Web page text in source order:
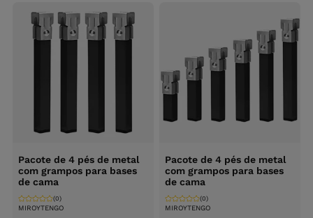
Pacote de 4 pés de metal
com grampos para bases
de cama
MIROYTENGO
(0)
Pacote de 4 pés de metal
com grampos para bases
de cama
MIROYTENGO
(0)